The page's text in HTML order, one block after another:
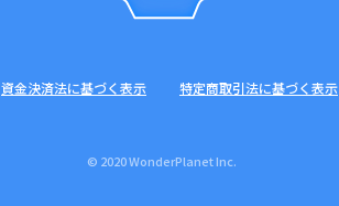
資金決済法に基づく表示 特定商取引法に基づく表示
© 2020 WonderPlanet Inc.